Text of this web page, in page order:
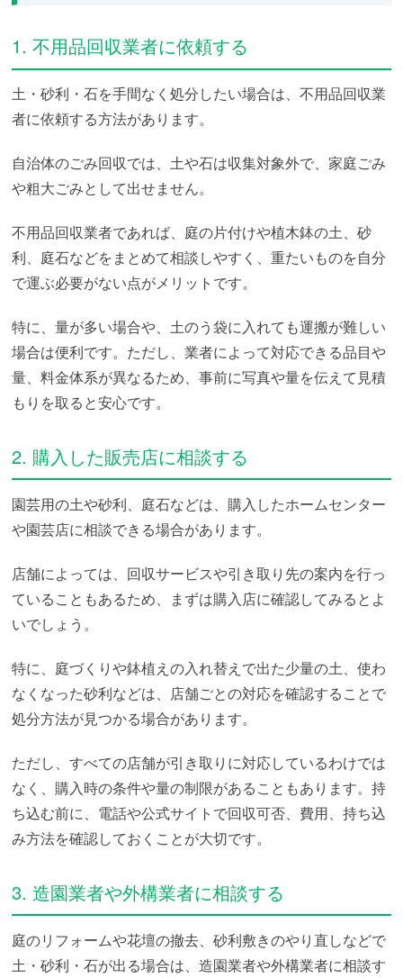
1. 不用品回収業者に依頼する
土・砂利・石を手間なく処分したい場合は、不用品回収業
者に依頼する方法があります。
自治体のごみ回収では、土や石は収集対象外で、家庭ごみ
や粗大ごみとして出せません。
不用品回収業者であれば、庭の片付けや植木鉢の土、砂
利、庭石などをまとめて相談しやすく、重たいものを自分
で運ぶ必要がない点がメリットです。
特に、量が多い場合や、土のう袋に入れても運搬が難しい
場合は便利です。ただし、業者によって対応できる品目や
量、料金体系が異なるため、事前に写真や量を伝えて見積
もりを取ると安心です。
2. 購入した販売店に相談する
園芸用の土や砂利、庭石などは、購入したホームセンター
や園芸店に相談できる場合があります。
店舗によっては、回収サービスや引き取り先の案内を行っ
ていることもあるため、まずは購入店に確認してみるとよ
いでしょう。
特に、庭づくりや鉢植えの入れ替えで出た少量の土、使わ
なくなった砂利などは、店舗ごとの対応を確認することで
処分方法が見つかる場合があります。
ただし、すべての店舗が引き取りに対応しているわけでは
なく、購入時の条件や量の制限があることもあります。持
ち込む前に、電話や公式サイトで回収可否、費用、持ち込
み方法を確認しておくことが大切です。
3. 造園業者や外構業者に相談する
庭のリフォームや花壇の撤去、砂利敷きのやり直しなどで
土・砂利・石が出る場合は、造園業者や外構業者に相談す